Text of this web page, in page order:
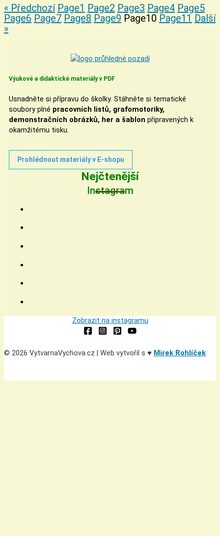
« Předchozí Page1 Page2 Page3 Page4 Page5
Page6 Page7 Page8 Page9 Page10 Page11 Další
»
Výukové a didaktické materiály v PDF
Usnadněte si přípravu do školky. Stáhněte si tematické
soubory plné pracovních listů, grafomotoriky,
demonstračních obrázků, her a šablon připravených k
okamžitému tisku.
Prohlédnout materiály v E-shopu
Nejčtenější
Instagram
Zobrazit na instagramu
© 2026 VytvarnaVychova.cz | Web vytvořil s ♥ Mirek Rohlíček